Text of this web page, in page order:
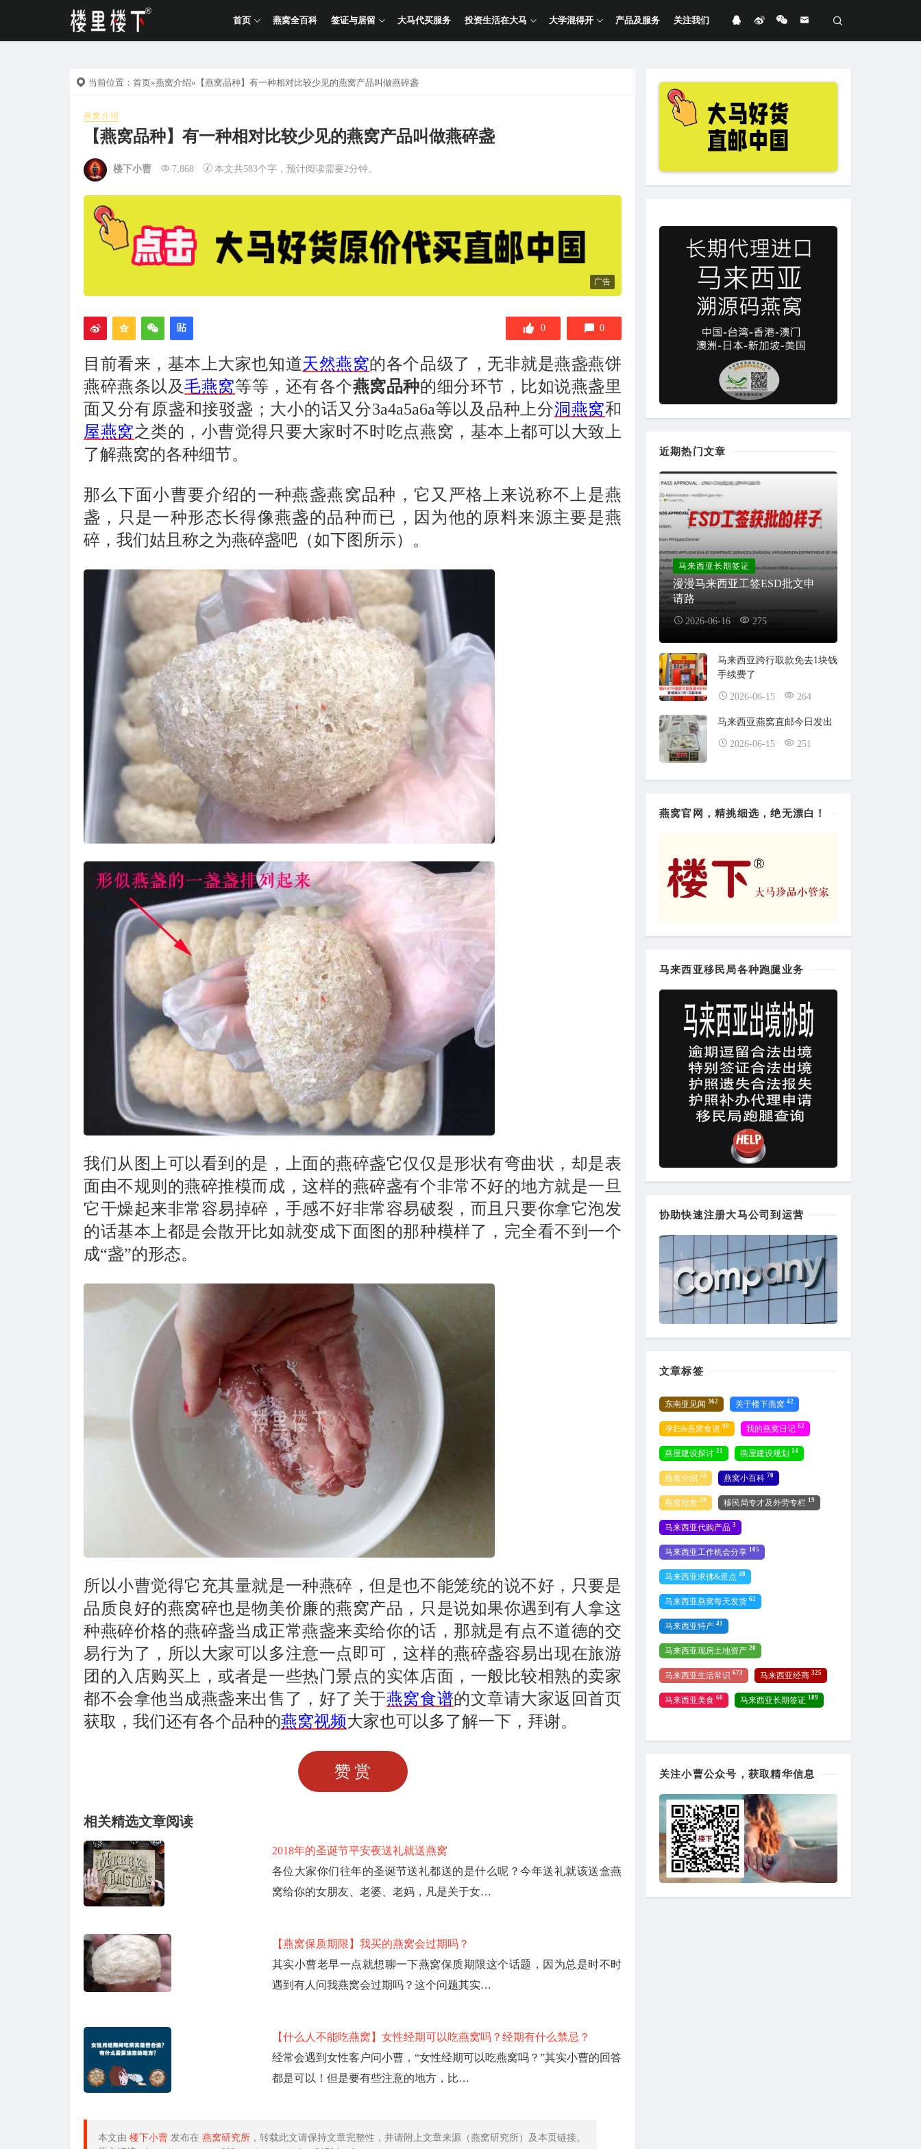
首页 燕窝全百科 签证与居留 大马代买服务 投资生活在大马 大学混得开 产品及服务 关注我们
当前位置： 首页»燕窝介绍»【燕窝品种】有一种相对比较少见的燕窝产品叫做燕碎盏
燕窝介绍
【燕窝品种】有一种相对比较少见的燕窝产品叫做燕碎盏
楼下小曹 7,868 本文共583个字，预计阅读需要2分钟。
广告
0 0
目前看来，基本上大家也知道天然燕窝的各个品级了，无非就是燕盏燕饼
燕碎燕条以及毛燕窝等等，还有各个燕窝品种的细分环节，比如说燕盏里
面又分有原盏和接驳盏；大小的话又分3a4a5a6a等以及品种上分洞燕窝和
屋燕窝之类的，小曹觉得只要大家时不时吃点燕窝，基本上都可以大致上
了解燕窝的各种细节。
那么下面小曹要介绍的一种燕盏燕窝品种，它又严格上来说称不上是燕
盏，只是一种形态长得像燕盏的品种而已，因为他的原料来源主要是燕
碎，我们姑且称之为燕碎盏吧（如下图所示）。
我们从图上可以看到的是，上面的燕碎盏它仅仅是形状有弯曲状，却是表
面由不规则的燕碎推模而成，这样的燕碎盏有个非常不好的地方就是一旦
它干燥起来非常容易掉碎，手感不好非常容易破裂，而且只要你拿它泡发
的话基本上都是会散开比如就变成下面图的那种模样了，完全看不到一个
成“盏”的形态。
所以小曹觉得它充其量就是一种燕碎，但是也不能笼统的说不好，只要是
品质良好的燕窝碎也是物美价廉的燕窝产品，只是说如果你遇到有人拿这
种燕碎价格的燕碎盏当成正常燕盏来卖给你的话，那就是有点不道德的交
易行为了，所以大家可以多注意一点即可，这样的燕碎盏容易出现在旅游
团的入店购买上，或者是一些热门景点的实体店面，一般比较相熟的卖家
都不会拿他当成燕盏来出售了，好了关于燕窝食谱的文章请大家返回首页
获取，我们还有各个品种的燕窝视频大家也可以多了解一下，拜谢。
赞赏
相关精选文章阅读
2018年的圣诞节平安夜送礼就送燕窝
各位大家你们往年的圣诞节送礼都送的是什么呢？今年送礼就该送盒燕
窝给你的女朋友、老婆、老妈，凡是关于女…
【燕窝保质期限】我买的燕窝会过期吗？
其实小曹老早一点就想聊一下燕窝保质期限这个话题，因为总是时不时
遇到有人问我燕窝会过期吗？这个问题其实…
【什么人不能吃燕窝】女性经期可以吃燕窝吗？经期有什么禁忌？
经常会遇到女性客户问小曹，“女性经期可以吃燕窝吗？”其实小曹的回答
都是可以！但是要有些注意的地方，比…
本文由 楼下小曹 发布在 燕窝研究所 ，转载此文请保持文章完整性，并请附上文章来源（燕窝研究所）及本页链接。
近期热门文章
马来西亚长期签证
漫漫马来西亚工签ESD批文申
请路
2026-06-16 275
马来西亚跨行取款免去1块钱
手续费了
2026-06-15 264
马来西亚燕窝直邮今日发出
2026-06-15 251
燕窝官网，精挑细选，绝无漂白！
马来西亚移民局各种跑腿业务
协助快速注册大马公司到运营
文章标签
东南亚见闻 362 关于楼下燕窝 42
孕妇&燕窝食谱 90 我的燕窝日记 62
燕屋建设探讨 21 燕屋建设规划 14
燕窝介绍 53 燕窝小百科 70
燕窝批发 39 移民局专才及外劳专栏 19
马来西亚代购产品 3
马来西亚工作机会分享 105
马来西亚求佛&景点 48
马来西亚燕窝每天发货 62
马来西亚特产 41
马来西亚现房土地资产 20
马来西亚生活常识 673 马来西亚经商 325
马来西亚美食 60 马来西亚长期签证 189
关注小曹公众号，获取精华信息